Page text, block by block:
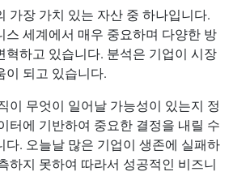
가장 가치 있는 자산 중 하나입니다.
스 세계에서 매우 중요하며 다양한 방
혁하고 있습니다. 분석은 기업이 시장
이 되고 있습니다.
이 무엇이 일어날 가능성이 있는지 정
터에 기반하여 중요한 결정을 내릴 수
다. 오늘날 많은 기업이 생존에 실패하
하지 못하여 따라서 성공적인 비즈니